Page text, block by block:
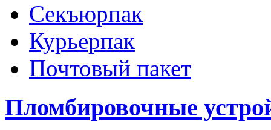
Секъюрпак
Курьерпак
Почтовый пакет
Пломбировочные